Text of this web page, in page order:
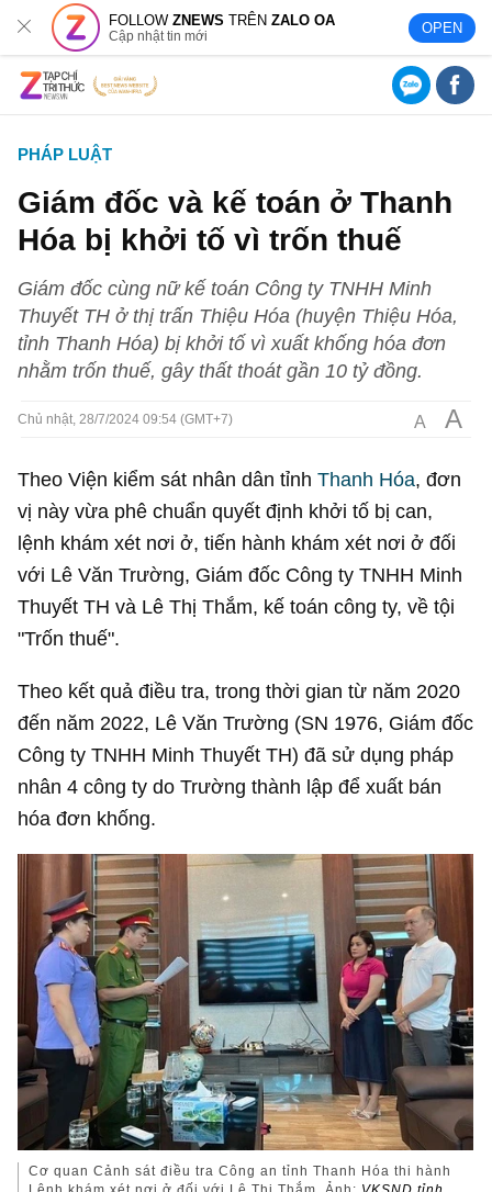
FOLLOWZNEWS TRÊNZALO OA
Cập nhật tin mới OPEN
PHÁP LUẬT
Giám đốc và kế toán ở Thanh
Hóa bị khởi tố vì trốn thuế
Giám đốc cùng nữ kế toán Công ty TNHH Minh
Thuyết TH ở thị trấn Thiệu Hóa (huyện Thiệu Hóa,
tỉnh Thanh Hóa) bị khởi tố vì xuất khống hóa đơn
nhằm trốn thuế, gây thất thoát gần 10 tỷ đồng.
Chủ nhật, 28/7/2024 09:54 (GMT+7) A A
Theo Viện kiểm sát nhân dân tỉnhThanh Hóa, đơn
vị này vừa phê chuẩn quyết định khởi tố bị can,
lệnh khám xét nơi ở, tiến hành khám xét nơi ở đối
với Lê Văn Trường, Giám đốc Công ty TNHH Minh
Thuyết TH và Lê Thị Thắm, kế toán công ty, về tội
"Trốn thuế".
Theo kết quả điều tra, trong thời gian từ năm 2020
đến năm 2022, Lê Văn Trường (SN 1976, Giám đốc
Công ty TNHH Minh Thuyết TH) đã sử dụng pháp
nhân 4 công ty do Trường thành lập để xuất bán
hóa đơn khống.
Cơ quan Cảnh sát điều tra Công an tỉnh Thanh Hóa thi hành